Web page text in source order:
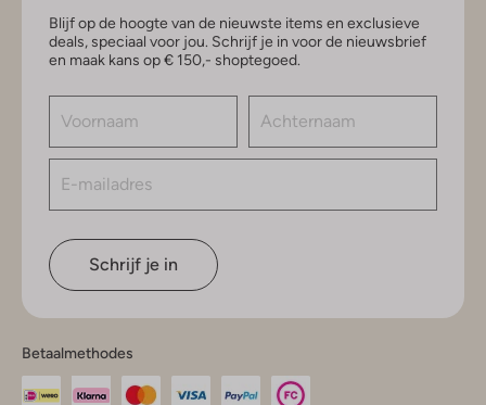
Blijf op de hoogte van de nieuwste items en exclusieve
deals, speciaal voor jou. Schrijf je in voor de nieuwsbrief
en maak kans op € 150,- shoptegoed.
Schrijf je in
Betaalmethodes